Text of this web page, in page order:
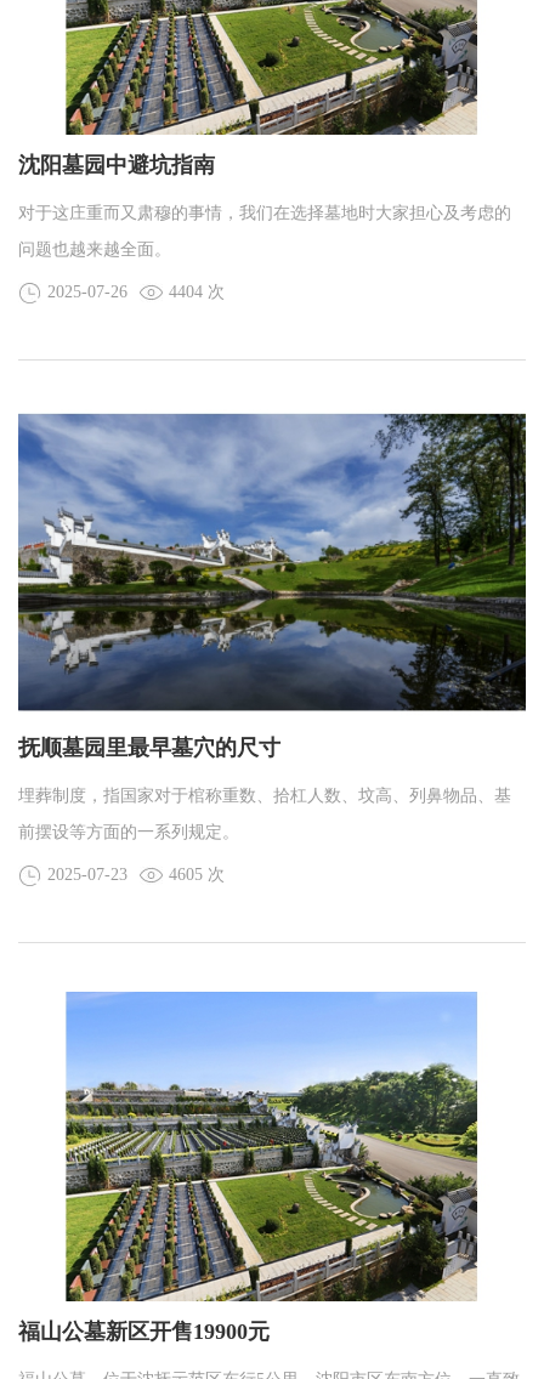
沈阳墓园中避坑指南
对于这庄重而又肃穆的事情，我们在选择墓地时大家担心及考虑的
问题也越来越全面。
2025-07-26 4404 次
抚顺墓园里最早墓穴的尺寸
埋葬制度，指国家对于棺称重数、拾杠人数、坟高、列鼻物品、基
前摆设等方面的一系列规定。
2025-07-23 4605 次
福山公墓新区开售19900元